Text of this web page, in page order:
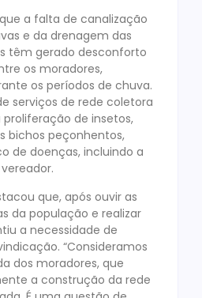
a falta de canalização
e da drenagem das
têm gerado desconforto
os moradores,
os períodos de chuva.
serviços de rede coletora
de insetos,
bichos peçonhentos,
de doenças, incluindo a
que, após ouvir as
da população e realizar
a necessidade de
“Consideramos
dos moradores, que
a construção da rede